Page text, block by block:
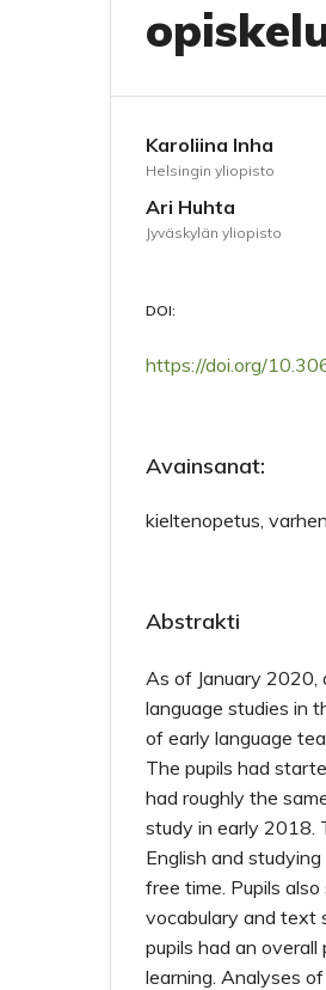
Karoliina Inha
Helsingin yliopisto
Ari Huhta
Jyväskylän yliopisto
DOI:
https://doi.org/
Avainsanat:
kieltenopetus,
Abstrakti
As of January 2020,
language studies in
of early language
The pupils had
had roughly the
study in early 2018.
English and
free time. Pupils
vocabulary and text
pupils had an
learning. Analyses